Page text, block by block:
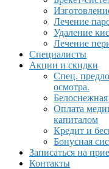
Лечение
Удаление
Лечение
Специалисты
Акции и скидки
Спец.
осмотра.
Оплата
капиталом
Кредит и
Бонусная
Записаться на
Контакты